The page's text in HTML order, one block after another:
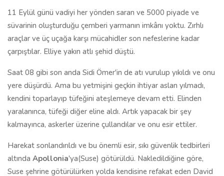
11 Eylül günü vadiyi her yönden saran ve 5000 piyade ve
süvarinin oluşturduğu çemberi yarmanın imkânı yoktu. Zırhlı
araçlar ve üç uçağa karşı mücahidler son nefeslerine kadar
çarpıştılar. Elliye yakın atlı şehid düştü.
Saat 08 gibi son anda Sidi Ömer'in de atı vurulup yıkıldı ve onu
yere düşürdü. Ama bu yetmişini geçkin ihtiyar aslan yılmadı,
kendini toparlayıp tüfeğini ateşlemeye devam etti. Elinden
yaralanınca, tüfeği diğer eline aldı. Artık yapacak bir şey
kalmayınca, askerler üzerine çullandılar ve onu esir ettiler.
Harekat sonlandırıldı ve bu önemli esir, sıkı güvenlik tedbirleri
altında Apollonia'ya(Suse) götürüldü. Nakledildiğine göre,
Suse şehrine götürülürken yolda kendisine refakat eden David